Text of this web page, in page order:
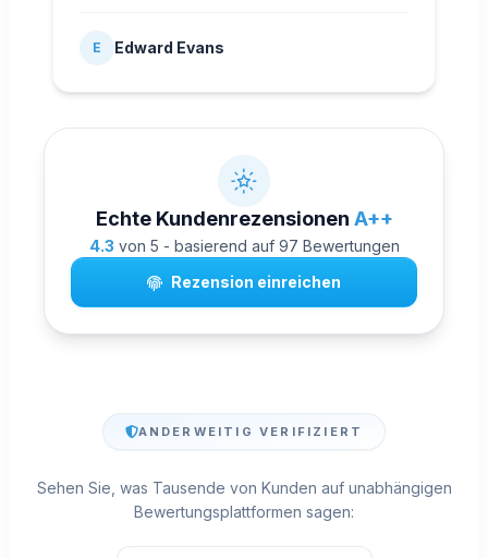
meisten Seiten nicht bieten. Ich würde
E Edward Evans
Echte Kundenrezensionen A++
4.3 von 5 - basierend auf 97 Bewertungen
Rezension einreichen
ANDERWEITIG VERIFIZIERT
Sehen Sie, was Tausende von Kunden auf unabhängigen
Bewertungsplattformen sagen: